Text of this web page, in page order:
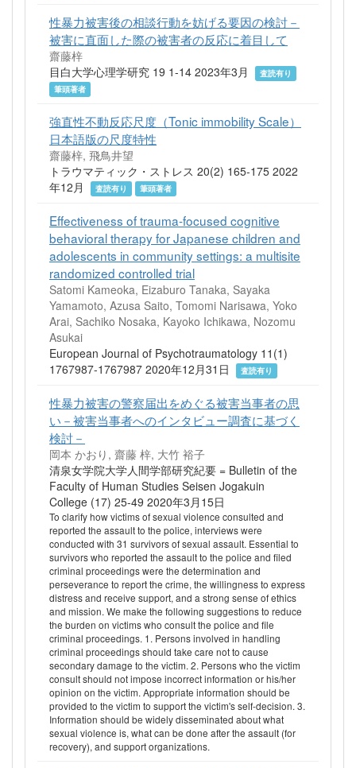
性暴力被害後の相談行動を妨げる要因の検討－
被害に直面した際の被害者の反応に着目して
齋藤梓
目白大学心理学研究 19 1-14 2023年3月
査読有り
筆頭著者
強直性不動反応尺度（Tonic immobility Scale）
日本語版の尺度特性
齋藤梓, 飛鳥井望
トラウマティック・ストレス 20(2) 165-175 2022
年12月
査読有り 筆頭著者
Effectiveness of trauma-focused cognitive
behavioral therapy for Japanese children and
adolescents in community settings: a multisite
randomized controlled trial
Satomi Kameoka, Eizaburo Tanaka, Sayaka
Yamamoto, Azusa Saito, Tomomi Narisawa, Yoko
Arai, Sachiko Nosaka, Kayoko Ichikawa, Nozomu
Asukai
European Journal of Psychotraumatology 11(1)
1767987-1767987 2020年12月31日
査読有り
性暴力被害の警察届出をめぐる被害当事者の思
い－被害当事者へのインタビュー調査に基づく
検討－
岡本 かおり, 齋藤 梓, 大竹 裕子
清泉女学院大学人間学部研究紀要 = Bulletin of the
Faculty of Human Studies Seisen Jogakuin
College (17) 25-49 2020年3月15日
To clarify how victims of sexual violence consulted and
reported the assault to the police, interviews were
conducted with 31 survivors of sexual assault. Essential to
survivors who reported the assault to the police and filed
criminal proceedings were the determination and
perseverance to report the crime, the willingness to express
distress and receive support, and a strong sense of ethics
and mission. We make the following suggestions to reduce
the burden on victims who consult the police and file
criminal proceedings. 1. Persons involved in handling
criminal proceedings should take care not to cause
secondary damage to the victim. 2. Persons who the victim
consult should not impose incorrect information or his/her
opinion on the victim. Appropriate information should be
provided to the victim to support the victim's self-decision. 3.
Information should be widely disseminated about what
sexual violence is, what can be done after the assault (for
recovery), and support organizations.